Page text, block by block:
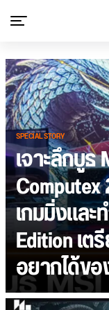
SPECIAL STORY
เจาะลึกบู
เกมมิ่งแล
Edition เต
อยากได้ข